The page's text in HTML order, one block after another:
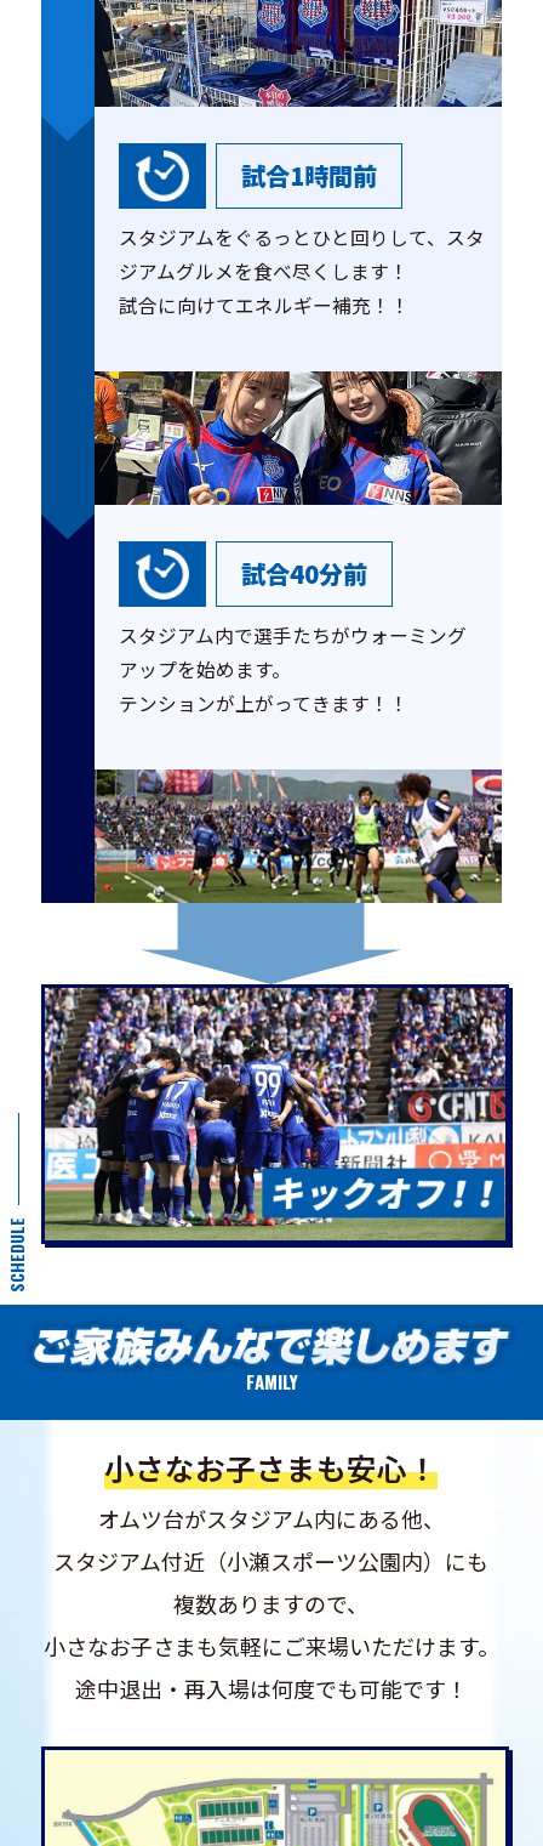
SCHEDULE
試合1時間前
スタジアムをぐるっとひと回りして、スタ
ジアムグルメを食べ尽くします！
試合に向けてエネルギー補充！！
試合40分前
スタジアム内で選手たちがウォーミング
アップを始めます。
テンションが上がってきます！！
FAMILY
小さなお子さまも安心！
オムツ台がスタジアム内にある他、
スタジアム付近（小瀬スポーツ公園内）にも
複数ありますので、
小さなお子さまも気軽にご来場いただけます。
途中退出・再入場は何度でも可能です！